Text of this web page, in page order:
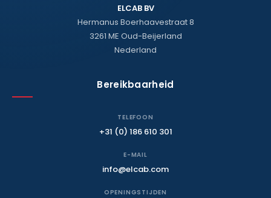
ELCAB BV
Hermanus Boerhaavestraat 8
3261 ME Oud-Beijerland
Nederland
Bereikbaarheid
TELEFOON
+31 (0) 186 610 301
E-MAIL
info@elcab.com
OPENINGSTIJDEN